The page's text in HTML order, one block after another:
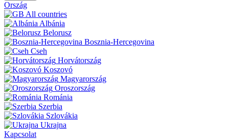
Ország
All countries
Albánia
Belorusz
Bosznia-Hercegovina
Cseh
Horvátország
Koszovó
Magyarország
Oroszország
Románia
Szerbia
Szlovákia
Ukrajna
Kapcsolat